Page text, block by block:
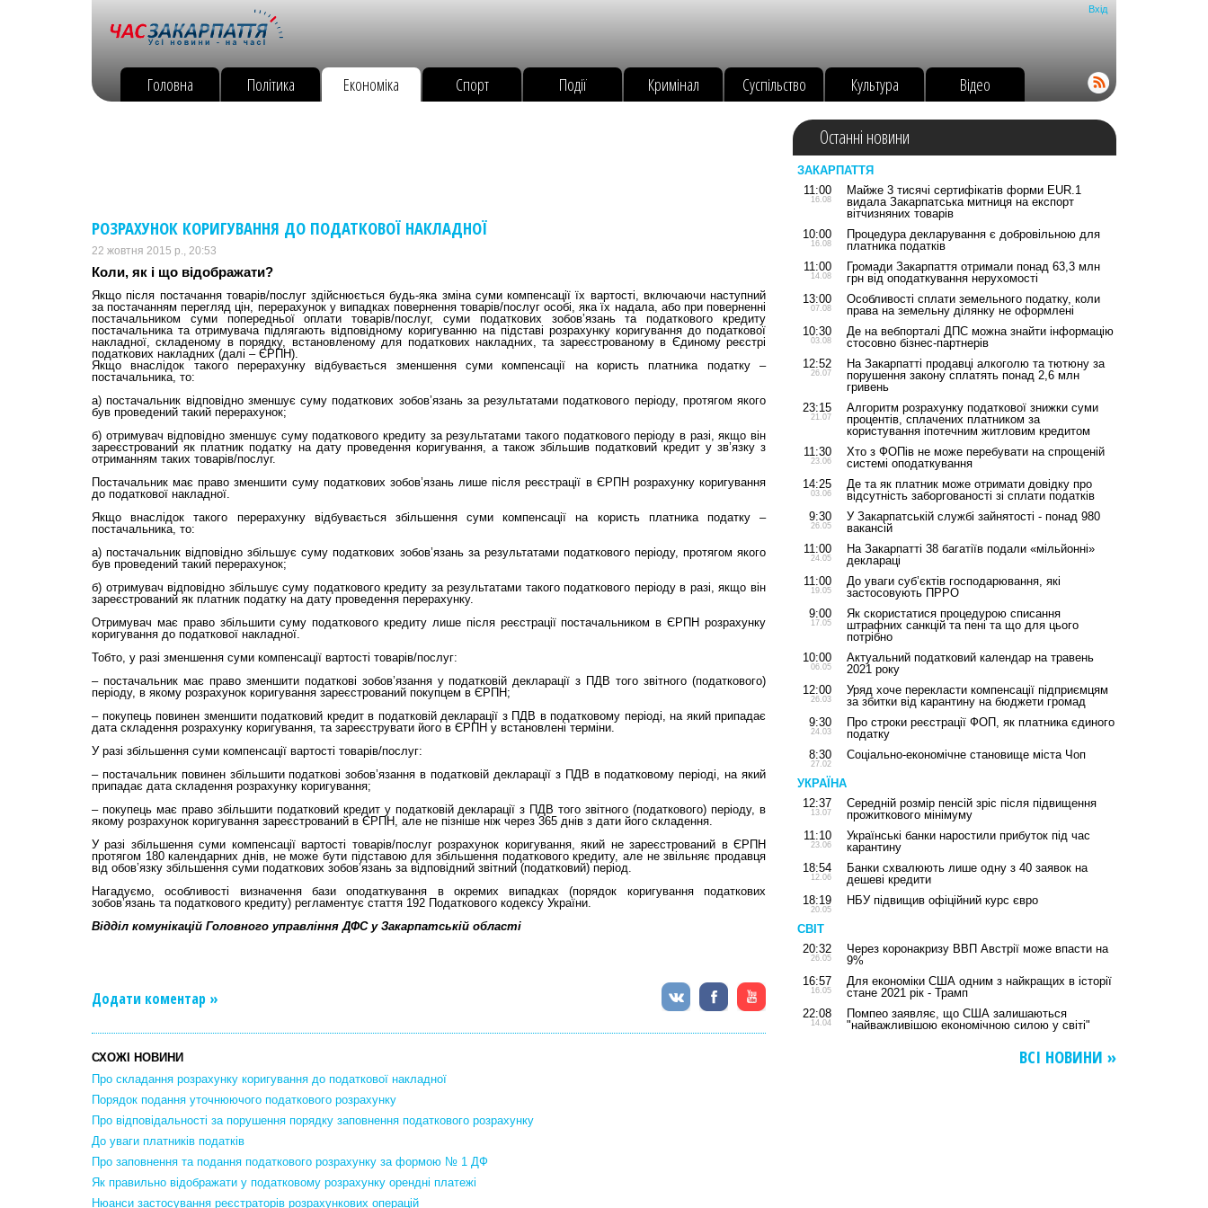
Вхід
Головна Політика Економіка Спорт Події Кримінал Суспільство Культура Відео
РОЗРАХУНОК КОРИГУВАННЯ ДО ПОДАТКОВОЇ НАКЛАДНОЇ
22 жовтня 2015 р., 20:53
Коли, як і що відображати?
Якщо після постачання товарів/послуг здійснюється будь-яка зміна суми компенсації їх вартості, включаючи наступний
за постачанням перегляд цін, перерахунок у випадках повернення товарів/послуг особі, яка їх надала, або при поверненні
постачальником суми попередньої оплати товарів/послуг, суми податкових зобов’язань та податкового кредиту
постачальника та отримувача підлягають відповідному коригуванню на підставі розрахунку коригування до податкової
накладної, складеному в порядку, встановленому для податкових накладних, та зареєстрованому в Єдиному реєстрі
податкових накладних (далі – ЄРПН).
Якщо внаслідок такого перерахунку відбувається зменшення суми компенсації на користь платника податку –
постачальника, то:
а) постачальник відповідно зменшує суму податкових зобов’язань за результатами податкового періоду, протягом якого
був проведений такий перерахунок;
б) отримувач відповідно зменшує суму податкового кредиту за результатами такого податкового періоду в разі, якщо він
зареєстрований як платник податку на дату проведення коригування, а також збільшив податковий кредит у зв’язку з
отриманням таких товарів/послуг.
Постачальник має право зменшити суму податкових зобов’язань лише після реєстрації в ЄРПН розрахунку коригування
до податкової накладної.
Якщо внаслідок такого перерахунку відбувається збільшення суми компенсації на користь платника податку –
постачальника, то:
а) постачальник відповідно збільшує суму податкових зобов’язань за результатами податкового періоду, протягом якого
був проведений такий перерахунок;
б) отримувач відповідно збільшує суму податкового кредиту за результатами такого податкового періоду в разі, якщо він
зареєстрований як платник податку на дату проведення перерахунку.
Отримувач має право збільшити суму податкового кредиту лише після реєстрації постачальником в ЄРПН розрахунку
коригування до податкової накладної.
Тобто, у разі зменшення суми компенсації вартості товарів/послуг:
– постачальник має право зменшити податкові зобов’язання у податковій декларації з ПДВ того звітного (податкового)
періоду, в якому розрахунок коригування зареєстрований покупцем в ЄРПН;
– покупець повинен зменшити податковий кредит в податковій декларації з ПДВ в податковому періоді, на який припадає
дата складення розрахунку коригування, та зареєструвати його в ЄРПН у встановлені терміни.
У разі збільшення суми компенсації вартості товарів/послуг:
– постачальник повинен збільшити податкові зобов’язання в податковій декларації з ПДВ в податковому періоді, на який
припадає дата складення розрахунку коригування;
– покупець має право збільшити податковий кредит у податковій декларації з ПДВ того звітного (податкового) періоду, в
якому розрахунок коригування зареєстрований в ЄРПН, але не пізніше ніж через 365 днів з дати його складення.
У разі збільшення суми компенсації вартості товарів/послуг розрахунок коригування, який не зареєстрований в ЄРПН
протягом 180 календарних днів, не може бути підставою для збільшення податкового кредиту, але не звільняє продавця
від обов’язку збільшення суми податкових зобов’язань за відповідний звітний (податковий) період.
Нагадуємо, особливості визначення бази оподаткування в окремих випадках (порядок коригування податкових
зобов’язань та податкового кредиту) регламентує стаття 192 Податкового кодексу України.
Відділ комунікацій Головного управління ДФС у Закарпатській області
Додати коментар »
СХОЖІ НОВИНИ
Про складання розрахунку коригування до податкової накладної
Порядок подання уточнюючого податкового розрахунку
Про відповідальності за порушення порядку заповнення податкового розрахунку
До уваги платників податків
Про заповнення та подання податкового розрахунку за формою № 1 ДФ
Як правильно відображати у податковому розрахунку орендні платежі
Нюанси застосування реєстраторів розрахункових операцій
Останні новини
ЗАКАРПАТТЯ
11:00
16.08
Майже 3 тисячі сертифікатів форми EUR.1
видала Закарпатська митниця на експорт
вітчизняних товарів
10:00
16.08
Процедура декларування є добровільною для
платника податків
11:00
14.08
Громади Закарпаття отримали понад 63,3 млн
грн від оподаткування нерухомості
13:00
07.08
Особливості сплати земельного податку, коли
права на земельну ділянку не оформлені
10:30
03.08
Де на вебпорталі ДПС можна знайти інформацію
стосовно бізнес-партнерів
12:52
26.07
На Закарпатті продавці алкоголю та тютюну за
порушення закону сплатять понад 2,6 млн
гривень
23:15
21.07
Алгоритм розрахунку податкової знижки суми
процентів, сплачених платником за
користування іпотечним житловим кредитом
11:30
23.06
Хто з ФОПів не може перебувати на спрощеній
системі оподаткування
14:25
03.06
Де та як платник може отримати довідку про
відсутність заборгованості зі сплати податків
9:30
26.05
У Закарпатській службі зайнятості - понад 980
вакансій
11:00
24.05
На Закарпатті 38 багатіїв подали «мільйонні»
деклараці
11:00
19.05
До уваги суб’єктів господарювання, які
застосовують ПРРО
9:00
17.05
Як скористатися процедурою списання
штрафних санкцій та пені та що для цього
потрібно
10:00
06.05
Актуальний податковий календар на травень
2021 року
12:00
26.03
Уряд хоче перекласти компенсації підприємцям
за збитки від карантину на бюджети громад
9:30
24.03
Про строки реєстрації ФОП, як платника єдиного
податку
8:30
27.02
Соціально-економічне становище міста Чоп
УКРАЇНА
12:37
13.07
Середній розмір пенсій зріс після підвищення
прожиткового мінімуму
11:10
23.06
Українські банки наростили прибуток під час
карантину
18:54
12.06
Банки схвалюють лише одну з 40 заявок на
дешеві кредити
18:19
20.05
НБУ підвищив офіційний курс євро
СВІТ
20:32
26.05
Через коронакризу ВВП Австрії може впасти на
9%
16:57
16.05
Для економіки США одним з найкращих в історії
стане 2021 рік - Трамп
22:08
14.04
Помпео заявляє, що США залишаються
"найважливішою економічною силою у світі"
ВСІ НОВИНИ »